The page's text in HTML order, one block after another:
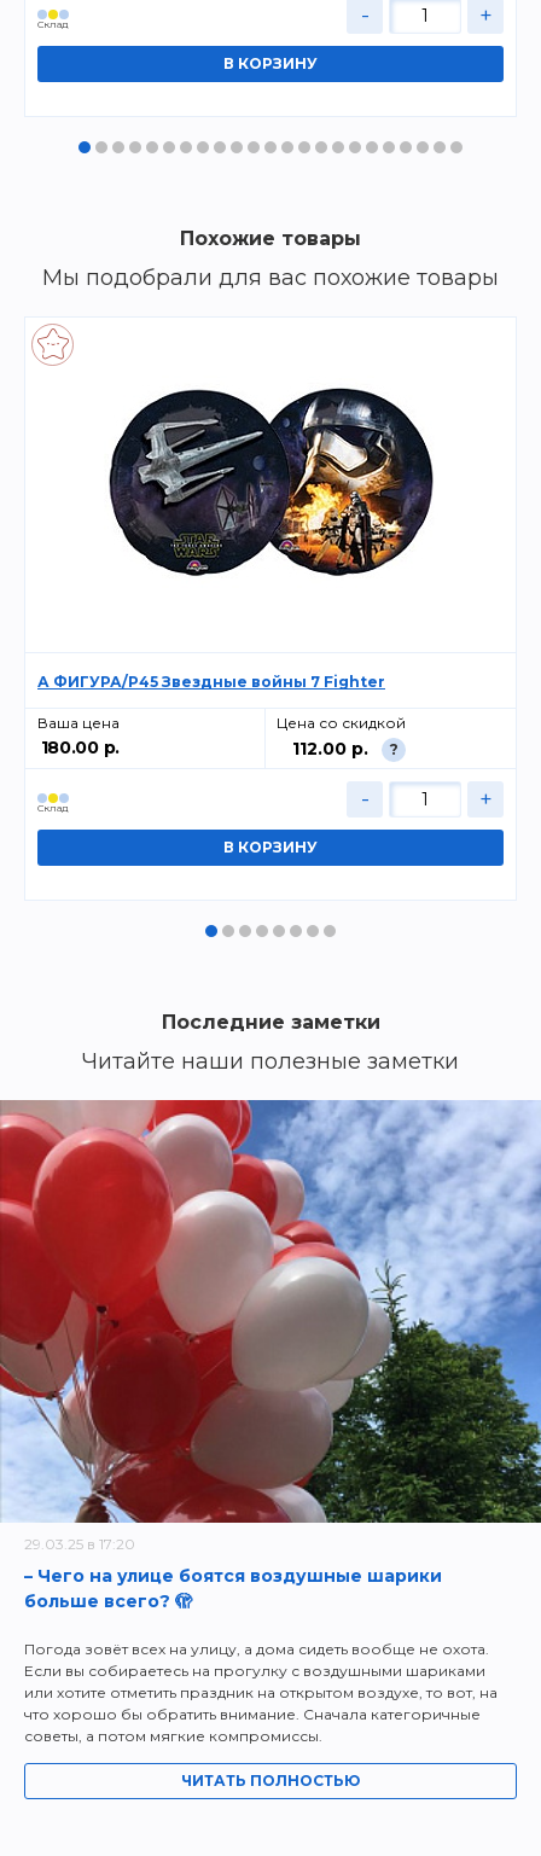
Cклад - +
Похожие товары
Мы подобрали для вас похожие товары
А ФИГУРА/P45 Звездные войны 7 Fighter
Ваша цена
180.00 р.
Цена со скидкой
112.00 р. ?
Cклад - +
Последние заметки
Читайте наши полезные заметки
29.03.25 в 17:20
– Чего на улице боятся воздушные шарики
больше всего? 🫣
Погода зовёт всех на улицу, а дома сидеть вообще не охота.
Если вы собираетесь на прогулку с воздушными шариками
или хотите отметить праздник на открытом воздухе, то вот, на
что хорошо бы обратить внимание. Сначала категоричные
советы, а потом мягкие компромиссы.
ЧИТАТЬ ПОЛНОСТЬЮ